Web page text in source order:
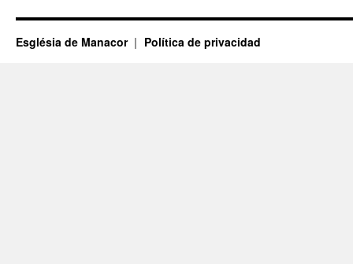
Església de Manacor Política de privacidad